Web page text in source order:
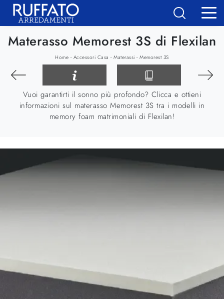
Materasso Memorest 3S di Flexilan
Home - Accessori Casa -Materassi -Memorest 3S
Vuoi garantirti il sonno più profondo? Clicca e ottieni
informazioni sul materasso Memorest 3S tra i modelli in
memory foam matrimoniali di Flexilan!